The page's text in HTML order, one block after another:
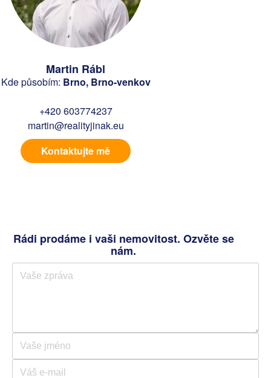
Martin Rábl
Kde působím: Brno, Brno-venkov
+420 603774237
martin@realityjinak.eu
Kontaktujte mě
Rádi prodáme i vaši nemovitost. Ozvěte se
nám.